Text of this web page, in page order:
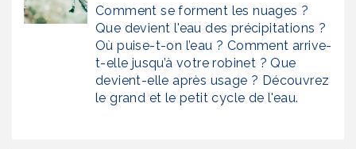
Comment se forment les nuages ?
Que devient l'eau des précipitations ?
Où puise-t-on l’eau ? Comment arrive-
t-elle jusqu’à votre robinet ? Que
devient-elle après usage ? Découvrez
le grand et le petit cycle de l'eau.